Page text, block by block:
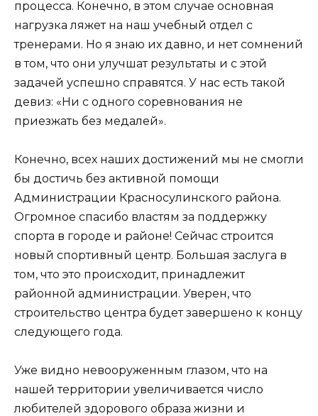
процесса. Конечно, в этом случае основная
нагрузка ляжет на наш учебный отдел с
тренерами. Но я знаю их давно, и нет сомнений
в том, что они улучшат результаты и с этой
задачей успешно справятся. У нас есть такой
девиз: «Ни с одного соревнования не
приезжать без медалей».
Конечно, всех наших достижений мы не смогли
бы достичь без активной помощи
Администрации Красносулинского района.
Огромное спасибо властям за поддержку
спорта в городе и районе! Сейчас строится
новый спортивный центр. Большая заслуга в
том, что это происходит, принадлежит
районной администрации. Уверен, что
строительство центра будет завершено к концу
следующего года.
Уже видно невооруженным глазом, что на
нашей территории увеличивается число
любителей здорового образа жизни и